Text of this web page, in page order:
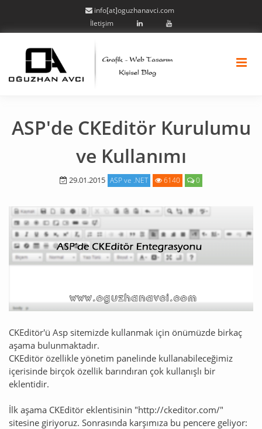
info[at]oguzhanavci.com
İletişim
ASP'de CKEditör Kurulumu
ve Kullanımı
29.01.2015 ASP ve .NET 6140 0
CKEditör'ü Asp sitemizde kullanmak için önümüzde birkaç
aşama bulunmaktadır.
CKEditör özellikle yönetim panelinde kullanabileceğimiz
içerisinde birçok özellik barındıran çok kullanışlı bir
eklentidir.
İlk aşama CKEditör eklentisinin "http://ckeditor.com/"
sitesine giriyoruz. Sonrasında karşımıza bu pencere geliyor: